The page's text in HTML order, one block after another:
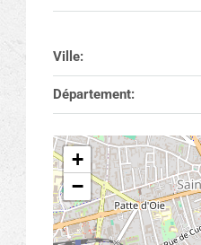
Ville:
Département:
+
−